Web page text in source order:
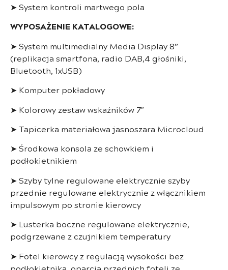
➤ System kontroli martwego pola
WYPOSAŻENIE KATALOGOWE:
➤ System multimedialny Media Display 8”
(replikacja smartfona, radio DAB,4 głośniki,
Bluetooth, 1xUSB)
➤ Komputer pokładowy
➤ Kolorowy zestaw wskaźników 7″
➤ Tapicerka materiałowa jasnoszara Microcloud
➤ Środkowa konsola ze schowkiem i
podłokietnikiem
➤ Szyby tylne regulowane elektrycznie szyby
przednie regulowane elektrycznie z włącznikiem
impulsowym po stronie kierowcy
➤ Lusterka boczne regulowane elektrycznie,
podgrzewane z czujnikiem temperatury
➤ Fotel kierowcy z regulacją wysokości bez